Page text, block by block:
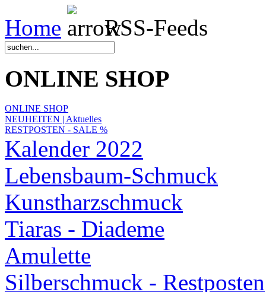
Home RSS-Feeds
ONLINE SHOP
ONLINE SHOP
NEUHEITEN | Aktuelles
RESTPOSTEN - SALE %
Kalender 2022
Lebensbaum-Schmuck
Kunstharzschmuck
Tiaras - Diademe
Amulette
Silberschmuck - Restposten